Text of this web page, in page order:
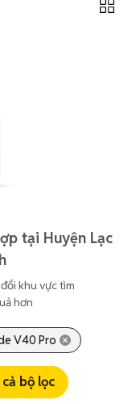
tại Huyện Lạc
khu vực tìm
hơn
V40 Pro
bộ lọc